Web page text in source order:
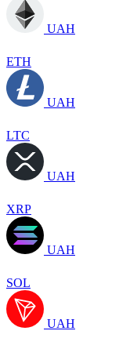
UAH
ETH
UAH
LTC
UAH
XRP
UAH
SOL
UAH